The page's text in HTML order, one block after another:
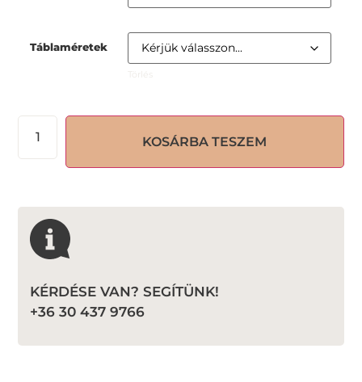
Táblaméretek
KOSÁRBA TESZEM
KÉRDÉSE VAN? SEGÍTÜNK!
+36 30 437 9766